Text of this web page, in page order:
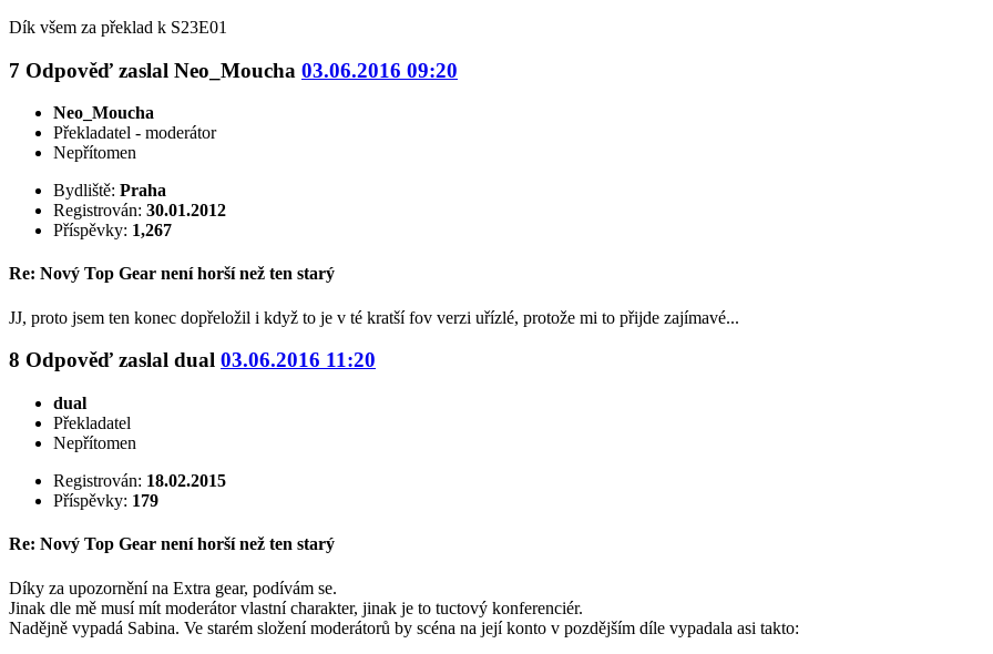
Dík všem za překlad k S23E01
7 Odpověď zaslal Neo_Moucha 03.06.2016 09:20
Neo_Moucha
Překladatel - moderátor
Nepřítomen
Bydliště: Praha
Registrován: 30.01.2012
Příspěvky: 1,267
Re: Nový Top Gear není horší než ten starý
JJ, proto jsem ten konec dopřeložil i když to je v té kratší fov verzi uřízlé, protože mi to přijde zajímavé...
8 Odpověď zaslal dual 03.06.2016 11:20
dual
Překladatel
Nepřítomen
Registrován: 18.02.2015
Příspěvky: 179
Re: Nový Top Gear není horší než ten starý
Díky za upozornění na Extra gear, podívám se.
Jinak dle mě musí mít moderátor vlastní charakter, jinak je to tuctový konferenciér.
Nadějně vypadá Sabina. Ve starém složení moderátorů by scéna na její konto v pozdějším díle vypadala asi takto: